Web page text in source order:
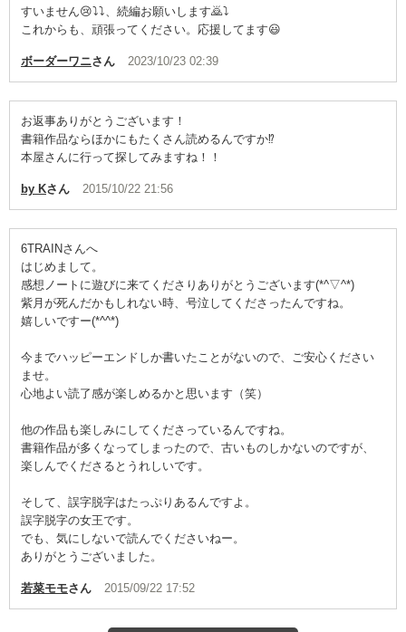
すいません😢⤵️⤵️、続編お願いします🙇⤵️
これからも、頑張ってください。応援してます😃
ボーダーワニさん 2023/10/23 02:39
お返事ありがとうございます！
書籍作品ならほかにもたくさん読めるんですか⁉︎
本屋さんに行って探してみますね！！
by Kさん 2015/10/22 21:56
6TRAINさんへ
はじめまして。
感想ノートに遊びに来てくださりありがとうございます(*^▽^*)
紫月が死んだかもしれない時、号泣してくださったんですね。
嬉しいですー(*^^*)
今までハッピーエンドしか書いたことがないので、ご安心ください
ませ。
心地よい読了感が楽しめるかと思います（笑）
他の作品も楽しみにしてくださっているんですね。
書籍作品が多くなってしまったので、古いものしかないのですが、
楽しんでくださるとうれしいです。
そして、誤字脱字はたっぷりあるんですよ。
誤字脱字の女王です。
でも、気にしないで読んでくださいねー。
ありがとうございました。
若菜モモさん 2015/09/22 17:52